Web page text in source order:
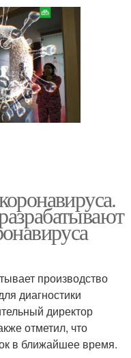
производство
диагностики
директор
отметил, что
в ближайшее время.